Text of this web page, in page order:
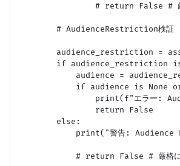
# return False # 厳
        # AudienceRestriction検証
audience_restriction =
if audience_restriction
audience =
if audience is None
print(f"エラー:
                return False
        else:
print("警告: Audience
# return False # 厳格に